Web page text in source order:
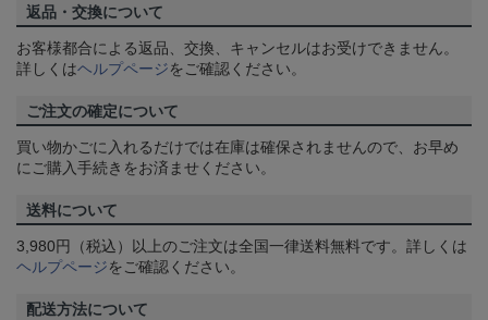
返品・交換について
お客様都合による返品、交換、キャンセルはお受けできません。
詳しくはヘルプページをご確認ください。
ご注文の確定について
買い物かごに入れるだけでは在庫は確保されませんので、お早め
にご購入手続きをお済ませください。
送料について
3,980円（税込）以上のご注文は全国一律送料無料です。詳しくは
ヘルプページをご確認ください。
配送方法について